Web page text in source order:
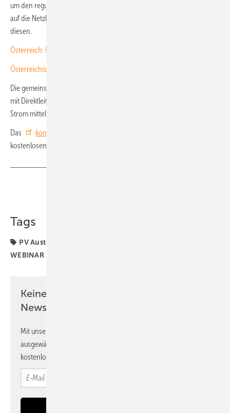
um den regulatorischen Rahmen, sondern auch um die Auswirkungen
auf die Netzbetreiber und die entsprechende Kommunikation mit
diesen.
Österreich: ElWG legt neue Rechte und Pflichten für Netzbetreiber fest
Österreichische Solarbranche trifft sich am 25. März in Wien
Die gemeinsame Nutzung funktioniert aber auch ohne Netzbetreiber –
mit Direktleitungen. Bei dieser Nutzung hinter dem Zähler wird der
Strom mittels Contracting gehandelt.
Das komplette Programm und einen Link zur Anmeldung
kostenlosen Webinar finden Sie auf der Webseite von PV Austria. (su)
Tags
PV Austria
WEBINAR
Keine Zeit? Kein Problem mit dem PV
Newsletter!
Mit unserem Newsletter erhalten Sie regelmäßig von uns
ausgewählte Informationen und Neuigkeiten, gebündelt und
kostenlos direkt ins Postfach.